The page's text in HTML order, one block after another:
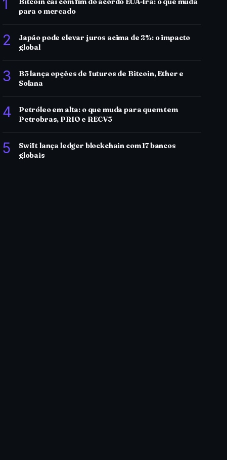
1
para o mercado
2
Japão pode elevar juros acima de 2%: o impacto
global
3
B3 lança opções de futuros de Bitcoin, Ether e
Solana
4
Petróleo em alta: o que muda para quem tem
Petrobras, PRIO e RECV3
5
Swift lança ledger blockchain com 17 bancos
globais